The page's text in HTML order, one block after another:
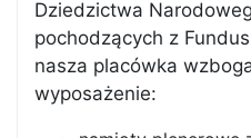
Dziedzictwa
pochodzących z
nasza placówka
wyposażenie: